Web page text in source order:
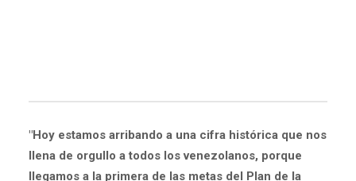
"Hoy estamos arribando a una cifra histórica que nos
llena de orgullo a todos los venezolanos, porque
llegamos a la primera de las metas del Plan de la